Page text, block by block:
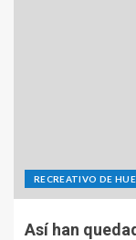
RECREATIVO DE
Así han